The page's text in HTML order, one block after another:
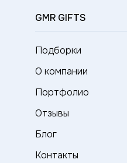
GMR GIFTS
Подборки
О компании
Портфолио
Отзывы
Блог
Контакты